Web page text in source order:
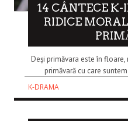
14 CÂNTECE K-
RIDICE
Deși primăvara este în
primăvară cu care
K-DRAMA